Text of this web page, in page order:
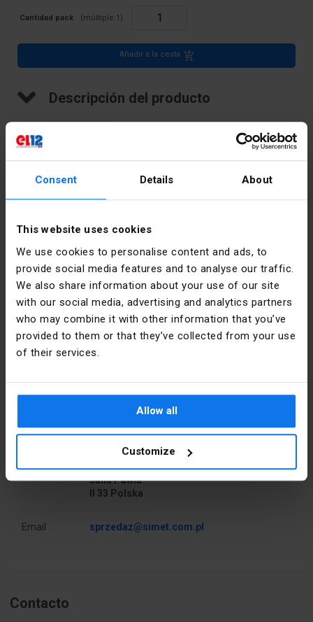
Consent Details About
This website uses cookies
We use cookies to personalise content and ads, to
provide social media features and to analyse our traffic.
We also share information about your use of our site
with our social media, advertising and analytics partners
who may combine it with other information that you’ve
provided to them or that they’ve collected from your use
of their services.
Allow all
Customize
Cantidad pack (múltiple:1 )
Añadir a la cesta
Descripción del producto
Espaciador, TS 35, para conector ZSG 1-16.0
Datos técnicos
[mm]
Color Gris
Piezas por
paquete
25
PKWIU 27.33.13.0
Otros datos técnicos
końcowa
SIMET S.A.
Jelenia
Góra al.
Jana Pawła
II 33 Polska
Email sprzedaz@simet.com.pl
Contacto